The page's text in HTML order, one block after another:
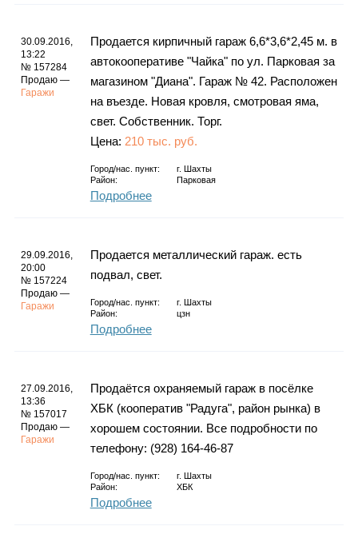
30.09.2016,
13:22
№ 157284
Продаю —
Гаражи
Продается кирпичный гараж 6,6*3,6*2,45 м. в
автокооперативе "Чайка" по ул. Парковая за
магазином "Диана". Гараж № 42. Расположен
на въезде. Новая кровля, смотровая яма,
свет. Собственник. Торг.
Цена: 210 тыс. руб.
Город/нас. пункт: г.
Шахты
Район:
Парковая
Подробнее
29.09.2016,
20:00
№ 157224
Продаю —
Гаражи
Продается металлический гараж. есть
подвал, свет.
Город/нас. пункт: г.
Шахты
Район:
цзн
Подробнее
27.09.2016,
13:36
№ 157017
Продаю —
Гаражи
Продаётся охраняемый гараж в посёлке
ХБК (кооператив "Радуга", район рынка) в
хорошем состоянии. Все подробности по
телефону: (928) 164-46-87
Город/нас. пункт: г.
Шахты
Район:
ХБК
Подробнее